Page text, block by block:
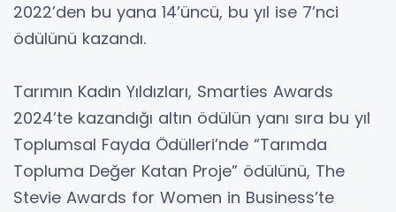
2022’den bu yana 14’üncü, bu yıl ise 7’nci
ödülünü kazandı.
Tarımın Kadın Yıldızları, Smarties Awards
2024’te kazandığı altın ödülün yanı sıra bu yıl
Toplumsal Fayda Ödülleri’nde “Tarımda
Topluma Değer Katan Proje” ödülünü, The
Stevie Awards for Women in Business’te